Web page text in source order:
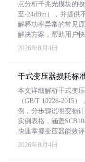
点分析千兆光模块的
至-24dBm），并提供
解释功率异常的常见
解决方案，帮助用户
2026年8月4日
干式变压器损耗标
本文详细解析干式变
（GB/T 10228-2015
例，分步骤说明变损
实例表格，涵盖
快速掌握变压器能效评
2026年8月4日